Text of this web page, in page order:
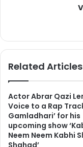
Related Articles
Actor Abrar Qazi
Voice to a Rap
Gamladhari’ for his
upcoming show
Neem Neem Kabhi